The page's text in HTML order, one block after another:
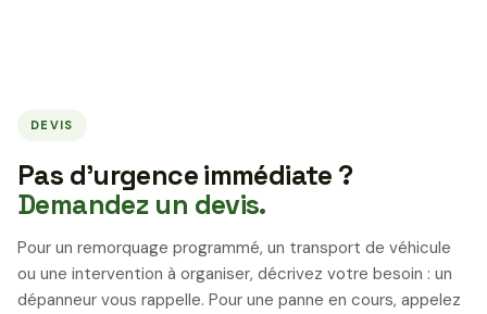
DEVIS
Pas d’urgence immédiate ?
Demandez un devis.
Pour un remorquage programmé, un transport de véhicule
ou une intervention à organiser, décrivez votre besoin : un
dépanneur vous rappelle. Pour une panne en cours, appelez